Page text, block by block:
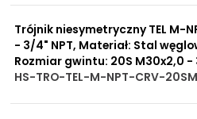
Trójnik niesymetryczny TEL M-
- 3/4" NPT, Materiał: Stal
Rozmiar gwintu: 20S M30x2,0 -
HS-TRO-TEL-M-NPT-CRV-